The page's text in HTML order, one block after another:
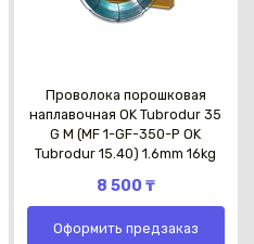
Проволока порошковая
наплавочная OK Tubrodur 35
G М (MF 1-GF-350-P OK
Tubrodur 15.40) 1.6mm 16kg
8 500 ₸
Оформить предзаказ